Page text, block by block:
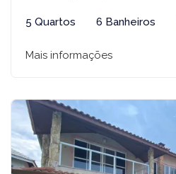
5 Quartos 6 Banheiros
Mais informações